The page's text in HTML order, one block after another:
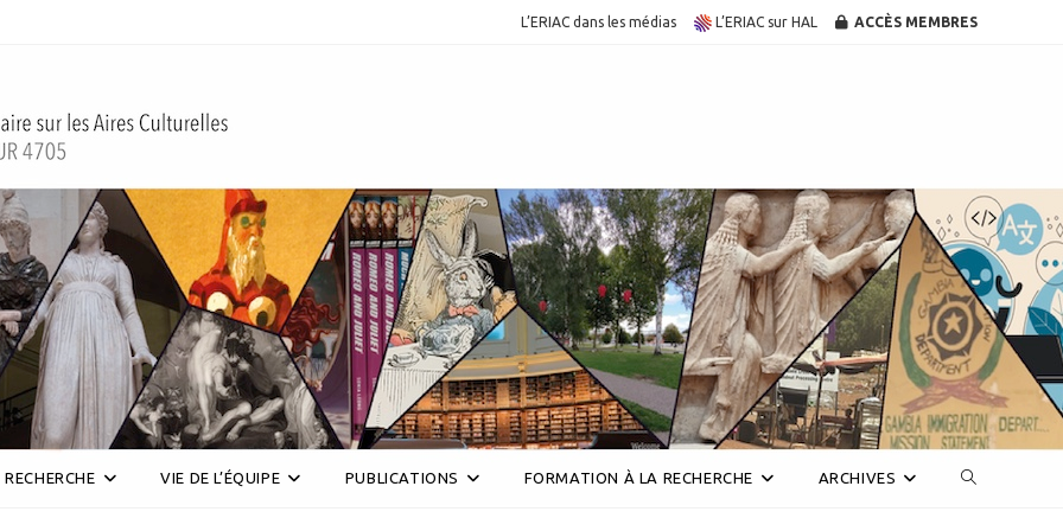
L’ERIAC dans les médias L’ERIAC sur HAL ACCÈS MEMBRES
RECHERCHE VIE DE L’ÉQUIPE PUBLICATIONS FORMATION À LA RECHERCHE ARCHIVES Toggle